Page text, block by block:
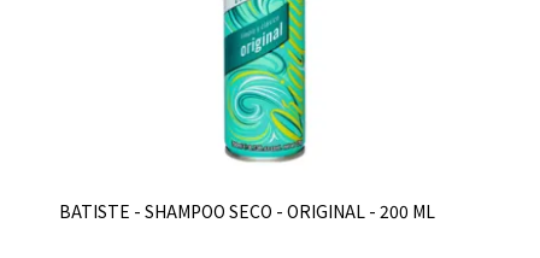
BATISTE - SHAMPOO SECO - ORIGINAL - 200 ML